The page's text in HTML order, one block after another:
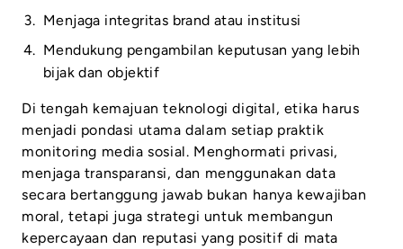
Menjaga integritas brand atau institusi
Mendukung pengambilan keputusan yang lebih
bijak dan objektif
Di tengah kemajuan teknologi digital, etika harus
menjadi pondasi utama dalam setiap praktik
monitoring media sosial. Menghormati privasi,
menjaga transparansi, dan menggunakan data
secara bertanggung jawab bukan hanya kewajiban
moral, tetapi juga strategi untuk membangun
kepercayaan dan reputasi yang positif di mata